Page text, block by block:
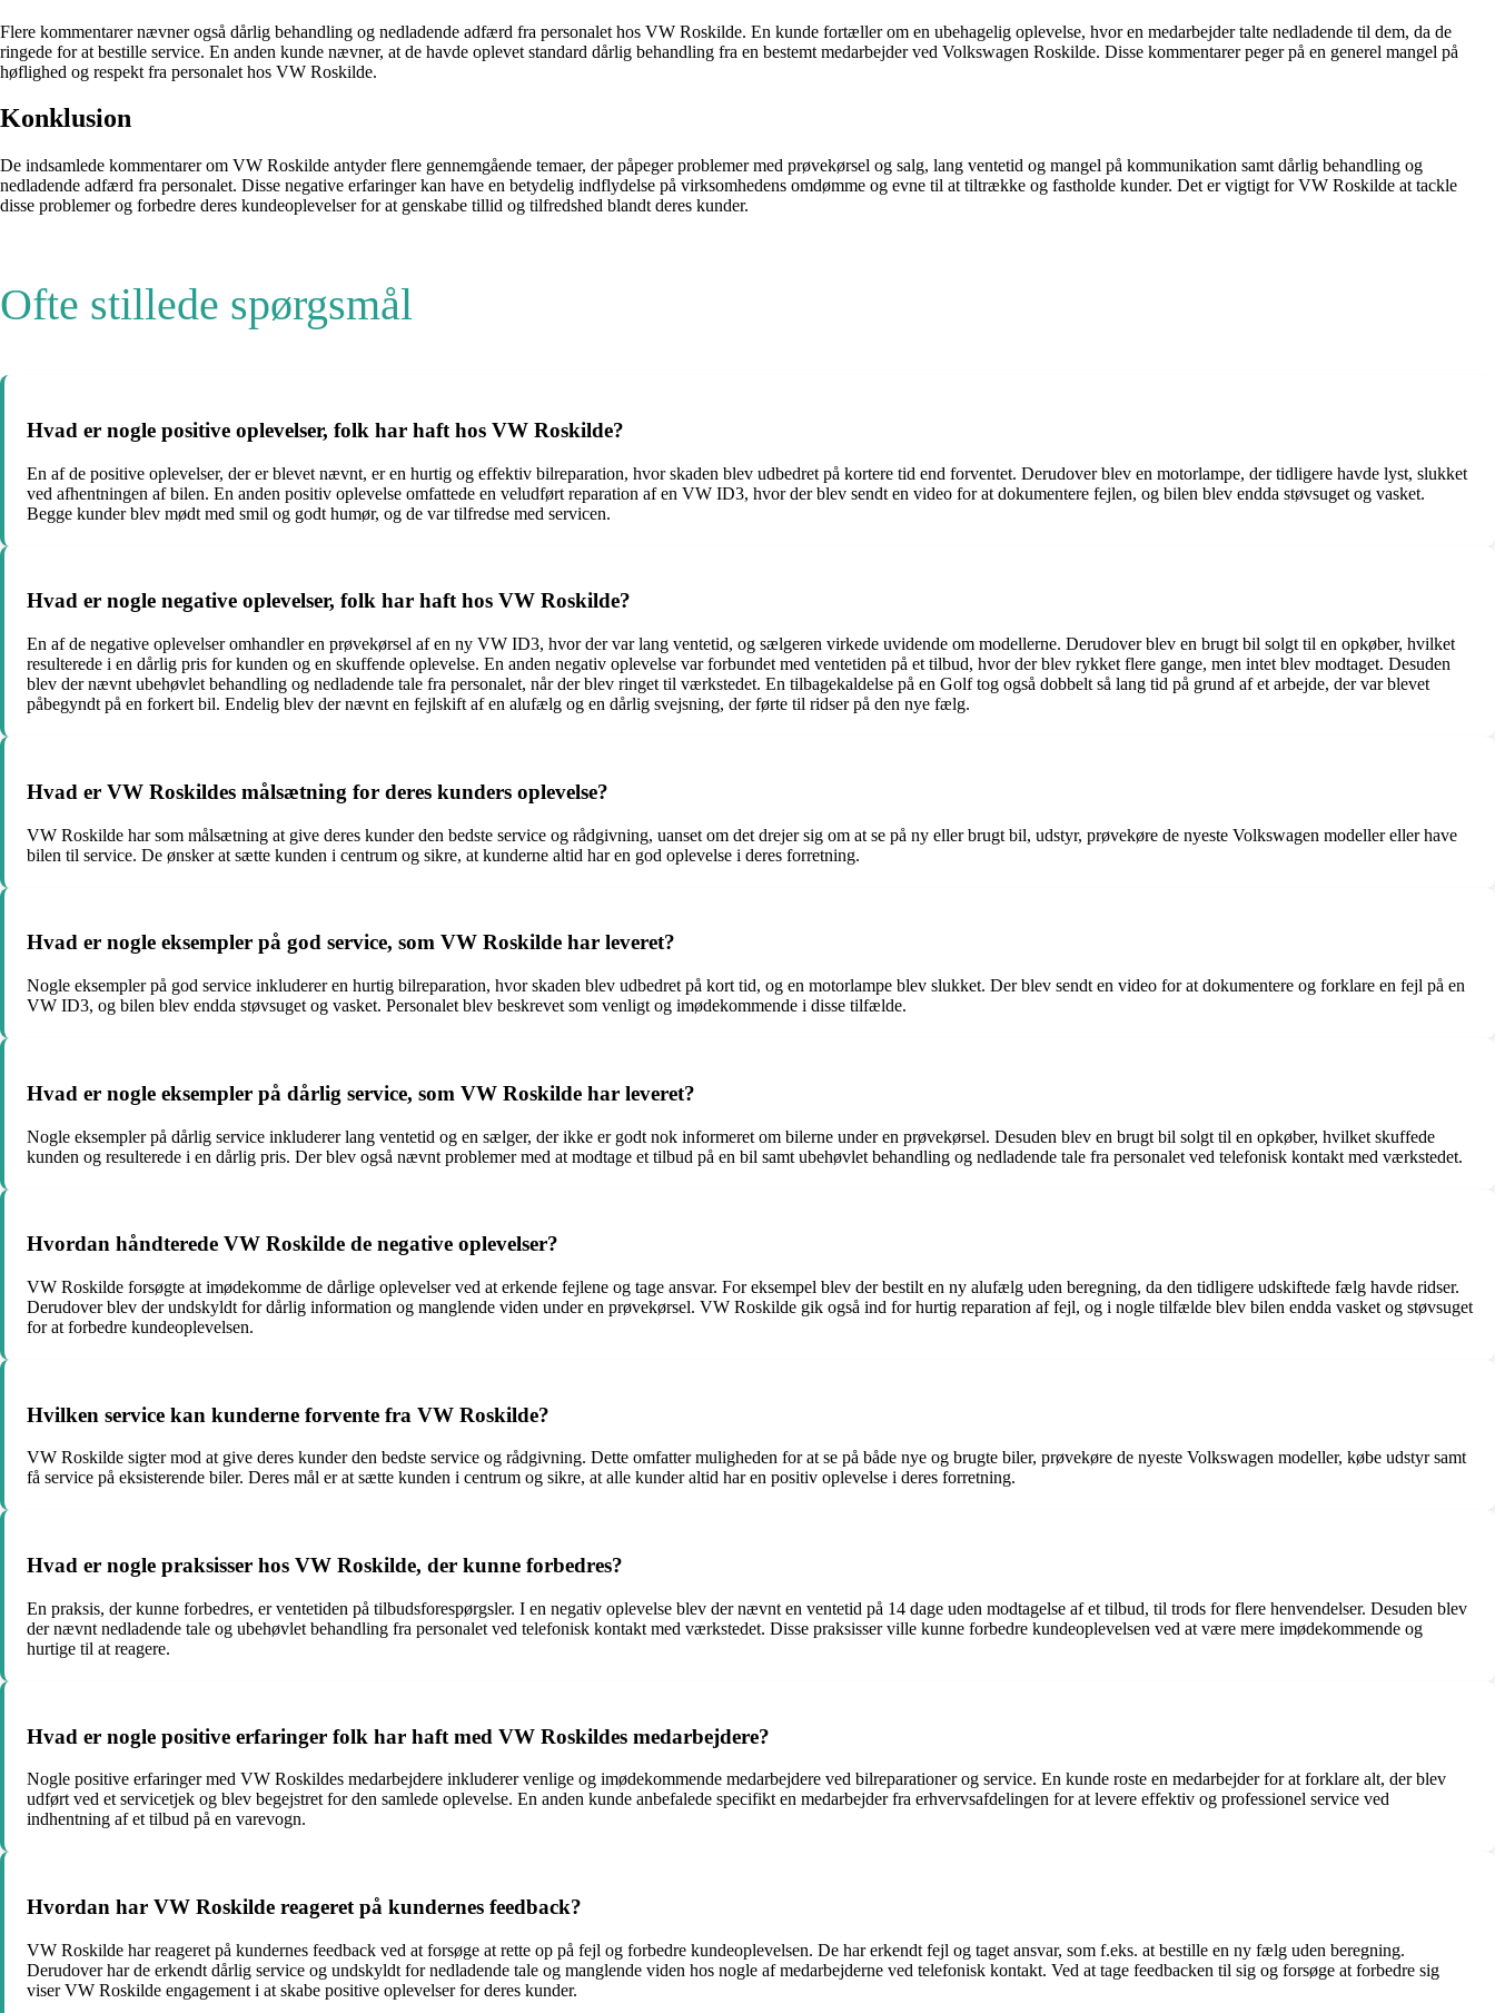
Flere kommentarer nævner også dårlig behandling og nedladende adfærd fra personalet hos VW Roskilde. En kunde fortæller om en ubehagelig oplevelse, hvor en medarbejder talte nedladende til dem, da de
ringede for at bestille service. En anden kunde nævner, at de havde oplevet standard dårlig behandling fra en bestemt medarbejder ved Volkswagen Roskilde. Disse kommentarer peger på en generel mangel på
høflighed og respekt fra personalet hos VW Roskilde.
Konklusion
De indsamlede kommentarer om VW Roskilde antyder flere gennemgående temaer, der påpeger problemer med prøvekørsel og salg, lang ventetid og mangel på kommunikation samt dårlig behandling og
nedladende adfærd fra personalet. Disse negative erfaringer kan have en betydelig indflydelse på virksomhedens omdømme og evne til at tiltrække og fastholde kunder. Det er vigtigt for VW Roskilde at tackle
disse problemer og forbedre deres kundeoplevelser for at genskabe tillid og tilfredshed blandt deres kunder.
Ofte stillede spørgsmål
Hvad er nogle positive oplevelser, folk har haft hos VW Roskilde?
En af de positive oplevelser, der er blevet nævnt, er en hurtig og effektiv bilreparation, hvor skaden blev udbedret på kortere tid end forventet. Derudover blev en motorlampe, der tidligere havde lyst, slukket
ved afhentningen af bilen. En anden positiv oplevelse omfattede en veludført reparation af en VW ID3, hvor der blev sendt en video for at dokumentere fejlen, og bilen blev endda støvsuget og vasket.
Begge kunder blev mødt med smil og godt humør, og de var tilfredse med servicen.
Hvad er nogle negative oplevelser, folk har haft hos VW Roskilde?
En af de negative oplevelser omhandler en prøvekørsel af en ny VW ID3, hvor der var lang ventetid, og sælgeren virkede uvidende om modellerne. Derudover blev en brugt bil solgt til en opkøber, hvilket
resulterede i en dårlig pris for kunden og en skuffende oplevelse. En anden negativ oplevelse var forbundet med ventetiden på et tilbud, hvor der blev rykket flere gange, men intet blev modtaget. Desuden
blev der nævnt ubehøvlet behandling og nedladende tale fra personalet, når der blev ringet til værkstedet. En tilbagekaldelse på en Golf tog også dobbelt så lang tid på grund af et arbejde, der var blevet
påbegyndt på en forkert bil. Endelig blev der nævnt en fejlskift af en alufælg og en dårlig svejsning, der førte til ridser på den nye fælg.
Hvad er VW Roskildes målsætning for deres kunders oplevelse?
VW Roskilde har som målsætning at give deres kunder den bedste service og rådgivning, uanset om det drejer sig om at se på ny eller brugt bil, udstyr, prøvekøre de nyeste Volkswagen modeller eller have
bilen til service. De ønsker at sætte kunden i centrum og sikre, at kunderne altid har en god oplevelse i deres forretning.
Hvad er nogle eksempler på god service, som VW Roskilde har leveret?
Nogle eksempler på god service inkluderer en hurtig bilreparation, hvor skaden blev udbedret på kort tid, og en motorlampe blev slukket. Der blev sendt en video for at dokumentere og forklare en fejl på en
VW ID3, og bilen blev endda støvsuget og vasket. Personalet blev beskrevet som venligt og imødekommende i disse tilfælde.
Hvad er nogle eksempler på dårlig service, som VW Roskilde har leveret?
Nogle eksempler på dårlig service inkluderer lang ventetid og en sælger, der ikke er godt nok informeret om bilerne under en prøvekørsel. Desuden blev en brugt bil solgt til en opkøber, hvilket skuffede
kunden og resulterede i en dårlig pris. Der blev også nævnt problemer med at modtage et tilbud på en bil samt ubehøvlet behandling og nedladende tale fra personalet ved telefonisk kontakt med værkstedet.
Hvordan håndterede VW Roskilde de negative oplevelser?
VW Roskilde forsøgte at imødekomme de dårlige oplevelser ved at erkende fejlene og tage ansvar. For eksempel blev der bestilt en ny alufælg uden beregning, da den tidligere udskiftede fælg havde ridser.
Derudover blev der undskyldt for dårlig information og manglende viden under en prøvekørsel. VW Roskilde gik også ind for hurtig reparation af fejl, og i nogle tilfælde blev bilen endda vasket og støvsuget
for at forbedre kundeoplevelsen.
Hvilken service kan kunderne forvente fra VW Roskilde?
VW Roskilde sigter mod at give deres kunder den bedste service og rådgivning. Dette omfatter muligheden for at se på både nye og brugte biler, prøvekøre de nyeste Volkswagen modeller, købe udstyr samt
få service på eksisterende biler. Deres mål er at sætte kunden i centrum og sikre, at alle kunder altid har en positiv oplevelse i deres forretning.
Hvad er nogle praksisser hos VW Roskilde, der kunne forbedres?
En praksis, der kunne forbedres, er ventetiden på tilbudsforespørgsler. I en negativ oplevelse blev der nævnt en ventetid på 14 dage uden modtagelse af et tilbud, til trods for flere henvendelser. Desuden blev
der nævnt nedladende tale og ubehøvlet behandling fra personalet ved telefonisk kontakt med værkstedet. Disse praksisser ville kunne forbedre kundeoplevelsen ved at være mere imødekommende og
hurtige til at reagere.
Hvad er nogle positive erfaringer folk har haft med VW Roskildes medarbejdere?
Nogle positive erfaringer med VW Roskildes medarbejdere inkluderer venlige og imødekommende medarbejdere ved bilreparationer og service. En kunde roste en medarbejder for at forklare alt, der blev
udført ved et servicetjek og blev begejstret for den samlede oplevelse. En anden kunde anbefalede specifikt en medarbejder fra erhvervsafdelingen for at levere effektiv og professionel service ved
indhentning af et tilbud på en varevogn.
Hvordan har VW Roskilde reageret på kundernes feedback?
VW Roskilde har reageret på kundernes feedback ved at forsøge at rette op på fejl og forbedre kundeoplevelsen. De har erkendt fejl og taget ansvar, som f.eks. at bestille en ny fælg uden beregning.
Derudover har de erkendt dårlig service og undskyldt for nedladende tale og manglende viden hos nogle af medarbejderne ved telefonisk kontakt. Ved at tage feedbacken til sig og forsøge at forbedre sig
viser VW Roskilde engagement i at skabe positive oplevelser for deres kunder.